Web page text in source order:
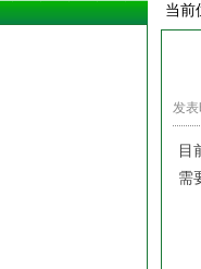
当前
发表
目
需
◆